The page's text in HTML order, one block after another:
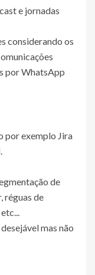
e jornadas
considerando os
por WhatsApp
por exemplo Jira
de
réguas de
mas não